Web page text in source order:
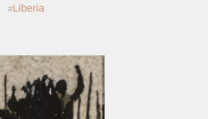
Liberia